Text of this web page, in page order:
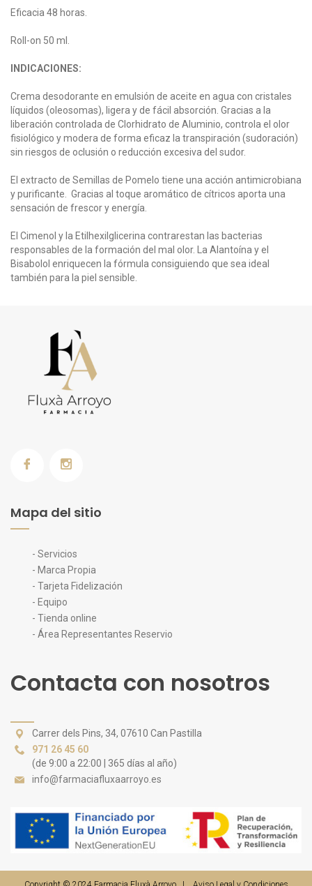
Eficacia 48 horas.
Roll-on 50 ml.
INDICACIONES:
Crema desodorante en emulsión de aceite en agua con cristales
líquidos (oleosomas), ligera y de fácil absorción. Gracias a la
liberación controlada de Clorhidrato de Aluminio, controla el olor
fisiológico y modera de forma eficaz la transpiración (sudoración)
sin riesgos de oclusión o reducción excesiva del sudor.
El extracto de Semillas de Pomelo tiene una acción antimicrobiana
y purificante. Gracias al toque aromático de cítricos aporta una
sensación de frescor y energía.
El Cimenol y la Etilhexilglicerina contrarestan las bacterias
responsables de la formación del mal olor. La Alantoína y el
Bisabolol enriquecen la fórmula consiguiendo que sea ideal
también para la piel sensible.
Mapa del sitio
- Servicios
- Marca Propia
- Tarjeta Fidelización
- Equipo
- Tienda online
- Área Representantes Reservio
Contacta con nosotros
Carrer dels Pins, 34, 07610 Can Pastilla
971 26 45 60
(de 9:00 a 22:00 | 365 días al año)
info@farmaciafluxaarroyo.es